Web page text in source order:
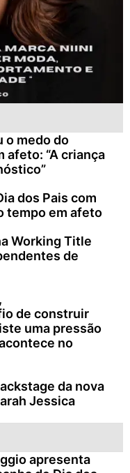
o medo do
afeto: “A criança
dos Pais com
tempo em afeto
Working Title
de
de construir
uma pressão
no
da nova
Jessica
apresenta